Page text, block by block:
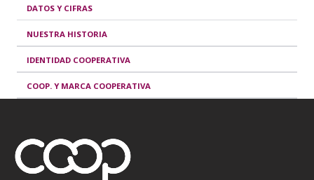
DATOS Y CIFRAS
NUESTRA HISTORIA
IDENTIDAD COOPERATIVA
COOP. Y MARCA COOPERATIVA